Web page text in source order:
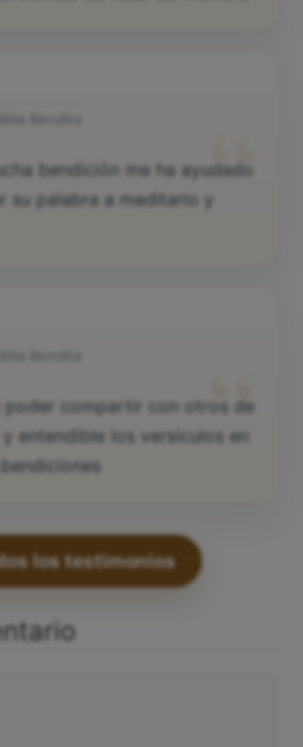
“
bendición me ha ayudado
su palabra a meditarlo y
“
poder compartir con otros de
entendible los versículos en
los testimonios